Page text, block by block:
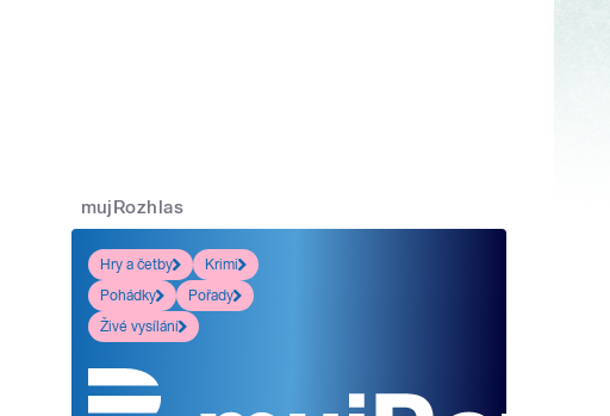
mujRozhlas
Hry a četby
Krimi
Pohádky
Pořady
Živé vysílání